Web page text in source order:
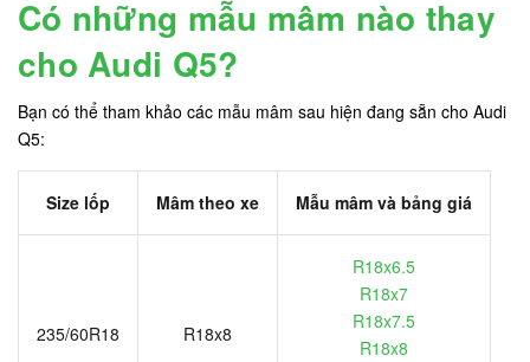
Có những mẫu mâm nào thay
cho Audi Q5?
Bạn có thể tham khảo các mẫu mâm sau hiện đang sẵn cho Audi
Q5:
Size lốp Mâm theo xe Mẫu mâm và bảng giá
235/60R18 R18x8
R18x6.5
R18x7
R18x7.5
R18x8